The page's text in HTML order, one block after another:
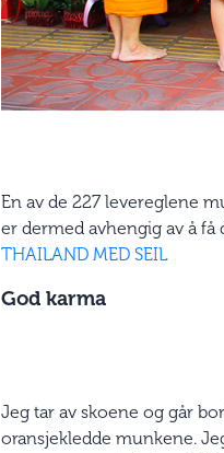
En av de 227 levereglene
er dermed avhengig av å få
THAILAND MED SEIL
God karma
Jeg tar av skoene og går
oransjekledde munkene.